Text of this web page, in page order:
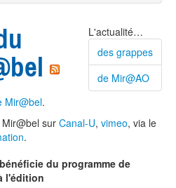
L'actualité…
des grappes
de Mir@AO
Mir@bel.
sur Canal-U, vimeo, via le
.
du programme de
l'édition